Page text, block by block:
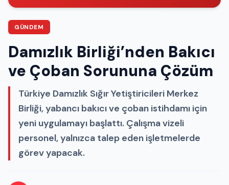
GÜNDEM
Damızlık Birliği’nden Bakıcı
ve Çoban Sorununa Çözüm
Türkiye Damızlık Sığır Yetiştiricileri Merkez
Birliği, yabancı bakıcı ve çoban istihdamı için
yeni uygulamayı başlattı. Çalışma vizeli
personel, yalnızca talep eden işletmelerde
görev yapacak.